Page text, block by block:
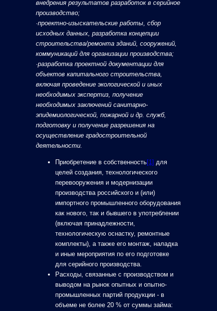
внедрения результатов разработок в серийное
производство;
·проектно-изыскательские работы, сбор
исходных данных, разработка концепции
строительства/ремонта зданий, сооружений,
коммуникаций для организации производства;
·разработка проектной документации для
объектов капитального строительства,
включая проведение экологической и иных
необходимых экспертиз, получение
необходимых заключений санитарно-
эпидемиологической, пожарной и др. служб,
подготовку и получение разрешения на
осуществление градостроительной
деятельности.
Приобретение в собственность[1] для
целей создания, технологического
перевооружения и модернизации
производства российского и (или)
импортного промышленного оборудования
как нового, так и бывшего в употреблении
(включая принадлежности,
технологическую оснастку, ремонтные
комплекты), а также его монтаж, наладка
и иные мероприятия по его подготовке
для серийного производства.
Расходы, связанные с производством и
выводом на рынок опытных и опытно-
промышленных партий продукции - в
объеме не более 20 % от суммы займа: